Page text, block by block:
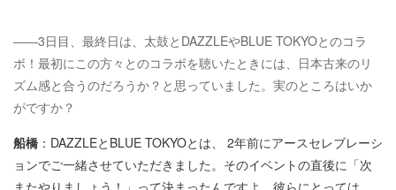
――3日目、最終日は、太鼓とDAZZLEやBLUE TOKYOとのコラ
ボ！最初にこの方々とのコラボを聴いたときには、日本古来のリ
ズム感と合うのだろうか？と思っていました。実のところはいか
がですか？
船橋 ：DAZZLEとBLUE TOKYOとは、 2年前にアースセレブレーシ
ョンでご一緒させていただきました。そのイベントの直後に「次